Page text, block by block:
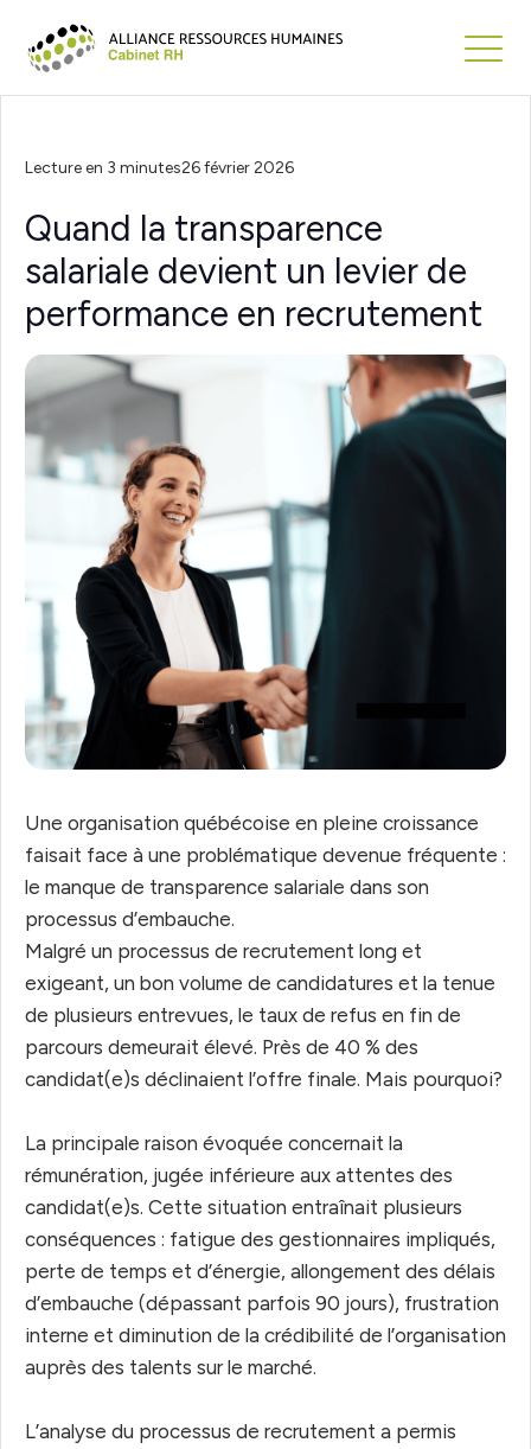
Lecture en 3 minutes26 février 2026
Quand la transparence
salariale devient un levier de
performance en recrutement
Une organisation québécoise en pleine croissance
faisait face à une problématique devenue fréquente :
le manque de transparence salariale dans son
processus d’embauche.
Malgré un processus de recrutement long et
exigeant, un bon volume de candidatures et la tenue
de plusieurs entrevues, le taux de refus en fin de
parcours demeurait élevé. Près de 40 % des
candidat(e)s déclinaient l’offre finale. Mais pourquoi?
La principale raison évoquée concernait la
rémunération, jugée inférieure aux attentes des
candidat(e)s. Cette situation entraînait plusieurs
conséquences : fatigue des gestionnaires impliqués,
perte de temps et d’énergie, allongement des délais
d’embauche (dépassant parfois 90 jours), frustration
interne et diminution de la crédibilité de l’organisation
auprès des talents sur le marché.
L’analyse du processus de recrutement a permis